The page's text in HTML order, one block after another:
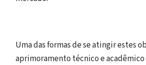
Uma das formas de se atingir estes
aprimoramento técnico e